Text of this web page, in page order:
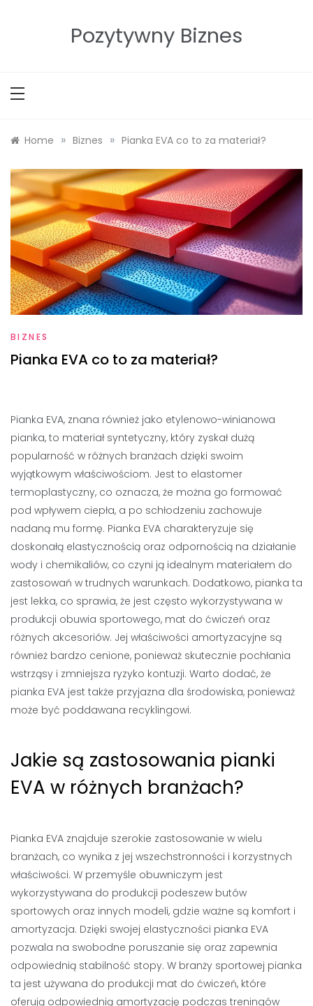
Pozytywny Biznes
Home » Biznes » Pianka EVA co to za materiał?
BIZNES
Pianka EVA co to za materiał?
Pianka EVA, znana również jako etylenowo-winianowa
pianka, to materiał syntetyczny, który zyskał dużą
popularność w różnych branżach dzięki swoim
wyjątkowym właściwościom. Jest to elastomer
termoplastyczny, co oznacza, że można go formować
pod wpływem ciepła, a po schłodzeniu zachowuje
nadaną mu formę. Pianka EVA charakteryzuje się
doskonałą elastycznością oraz odpornością na działanie
wody i chemikaliów, co czyni ją idealnym materiałem do
zastosowań w trudnych warunkach. Dodatkowo, pianka ta
jest lekka, co sprawia, że jest często wykorzystywana w
produkcji obuwia sportowego, mat do ćwiczeń oraz
różnych akcesoriów. Jej właściwości amortyzacyjne są
również bardzo cenione, ponieważ skutecznie pochłania
wstrząsy i zmniejsza ryzyko kontuzji. Warto dodać, że
pianka EVA jest także przyjazna dla środowiska, ponieważ
może być poddawana recyklingowi.
Jakie są zastosowania pianki
EVA w różnych branżach?
Pianka EVA znajduje szerokie zastosowanie w wielu
branżach, co wynika z jej wszechstronności i korzystnych
właściwości. W przemyśle obuwniczym jest
wykorzystywana do produkcji podeszew butów
sportowych oraz innych modeli, gdzie ważne są komfort i
amortyzacja. Dzięki swojej elastyczności pianka EVA
pozwala na swobodne poruszanie się oraz zapewnia
odpowiednią stabilność stopy. W branży sportowej pianka
ta jest używana do produkcji mat do ćwiczeń, które
oferują odpowiednią amortyzację podczas treningów